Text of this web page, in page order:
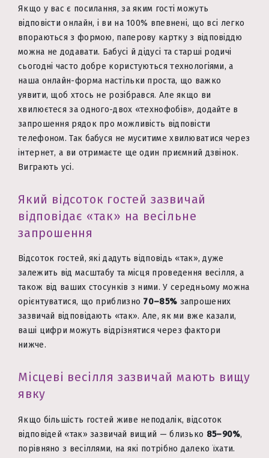
Якщо у вас є посилання, за яким гості можуть
відповісти онлайн, і ви на 100% впевнені, що всі легко
впораються з формою, паперову картку з відповіддю
можна не додавати. Бабусі й дідусі та старші родичі
сьогодні часто добре користуються технологіями, а
наша онлайн-форма настільки проста, що важко
уявити, щоб хтось не розібрався. Але якщо ви
хвилюєтеся за одного-двох «технофобів», додайте в
запрошення рядок про можливість відповісти
телефоном. Так бабуся не муситиме хвилюватися через
інтернет, а ви отримаєте ще один приємний дзвінок.
Виграють усі.
Який відсоток гостей зазвичай
відповідає «так» на весільне
запрошення
Відсоток гостей, які дадуть відповідь «так», дуже
залежить від масштабу та місця проведення весілля, а
також від ваших стосунків з ними. У середньому можна
орієнтуватися, що приблизно 70–85% запрошених
зазвичай відповідають «так». Але, як ми вже казали,
ваші цифри можуть відрізнятися через фактори
нижче.
Місцеві весілля зазвичай мають вищу
явку
Якщо більшість гостей живе неподалік, відсоток
відповідей «так» зазвичай вищий — близько 85–90%,
порівняно з весіллями, на які потрібно далеко їхати.